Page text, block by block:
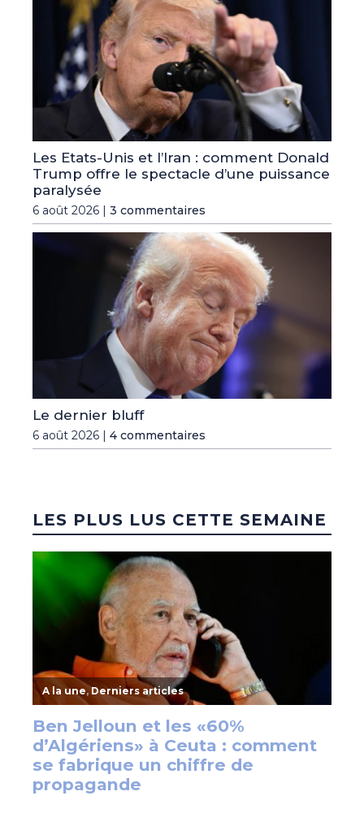
Les Etats-Unis et l’Iran : comment Donald
Trump offre le spectacle d’une puissance
paralysée
6 août 2026 | 3 commentaires
Le dernier bluff
6 août 2026 | 4 commentaires
LES PLUS LUS CETTE SEMAINE